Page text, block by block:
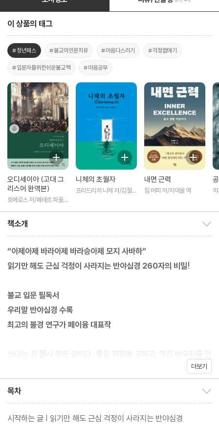
이 상품의 태그
#청년패스 #불교의인문치유 #마음다스리기 #걱정없애기
#입문자를위한쉬운불교책 #마음공부
오디세이아 (고대 그
리스어 완역본)
호메로스 저/페테르 파울
니체의 초월자
프리드리히 니체 저/김철
내면 근력
짐 머피 저/지여울 역
책소개
“아제아제 바라아제 바라승아제 모지 사바하”
읽기만 해도 근심 걱정이 사라지는 반야심경 260자의 비밀!
불교 입문 필독서
우리말 반야심경 수록
최고의 불경 연구가 페이융 대표작
산다는 건 몹시 힘든 일이다. 좋은 직장을 구하고, 멋진 배우자를 만
나고, 자식을 낳아 잘 키우고, 돈을 많이 벌고, 건강하게 오래 살고
심리학, 의학, 경제학에서 답을 찾기도 하지만, 녹록치 않다.
더보기
목차
시작하는 글 | 읽기만 해도 근심 걱정이 사라지는 반야심경